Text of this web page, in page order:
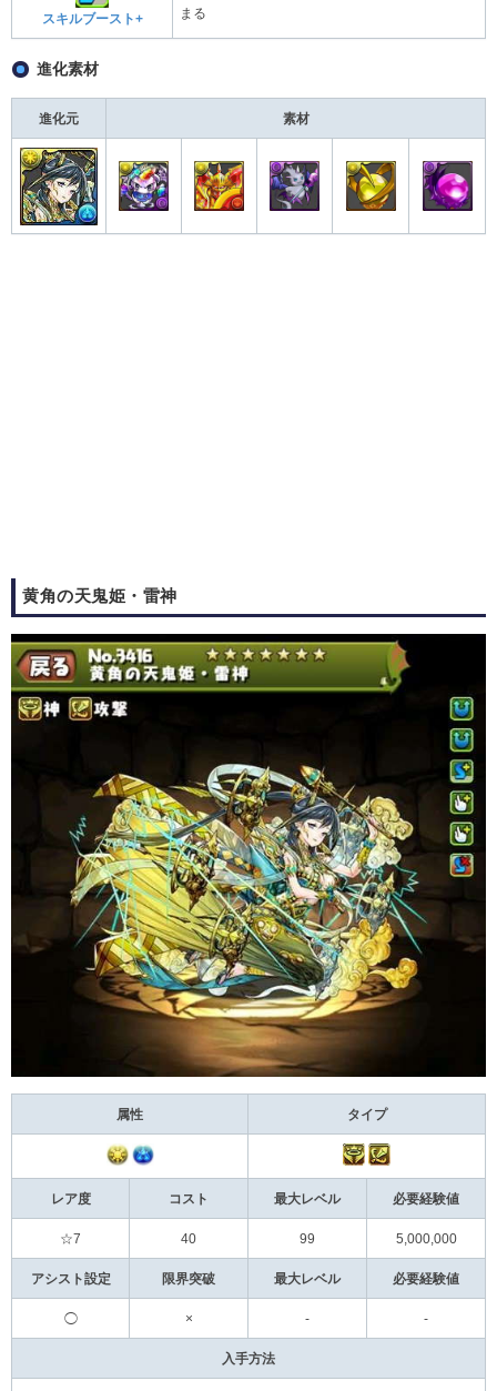
スキルブースト+ まる
進化素材
進化元 素材
黄角の天鬼姫・雷神
属性 タイプ
レア度 コスト 最大レベル 必要経験値
☆7 40 99 5,000,000
アシスト設定 限界突破 最大レベル 必要経験値
◯ × - -
入手方法